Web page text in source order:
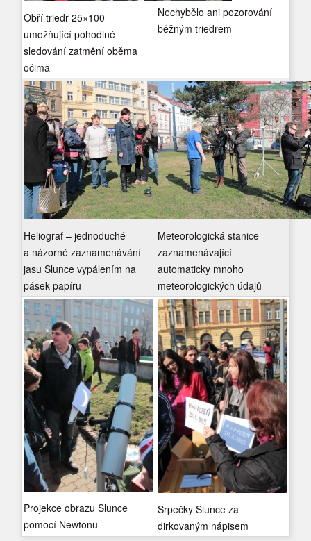
Obří triedr 25×100
umožňující pohodlné
sledování zatmění oběma
očima
Nechybělo ani pozorování
běžným triedrem
Heliograf – jednoduché
a názorné zaznamenávání
jasu Slunce vypálením na
pásek papíru
Meteorologická stanice
zaznamenávající
automaticky mnoho
meteorologických údajů
Projekce obrazu Slunce
pomocí Newtonu
Srpečky Slunce za
dirkovaným nápisem